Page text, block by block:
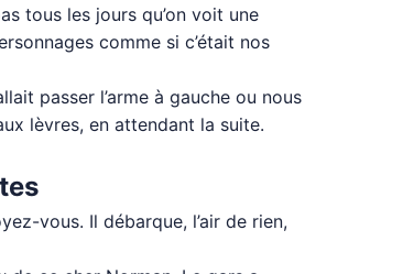
tous les jours qu’on voit une
comme si c’était nos
passer l’arme à gauche ou nous
lèvres, en attendant la suite.
vous. Il débarque, l’air de rien,